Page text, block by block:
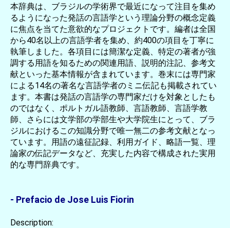
本辞典は、ブラジルの学術界で最近になって注目を集め
るようになった発話の言語学という理論分野の概念定義
に焦点を当てた意欲的なプロジェクトです。編者は全国
から40名以上の言語学者を集め、約400の項目を丁寧に
執筆しました。各項目には簡潔な定義、特定の著者が強
調する用語を知るための関連用語、説明的注記、参考文
献といった基本情報が含まれています。巻末には専門家
による14名の著名な言語学者のミニ伝記も掲載されてい
ます。本書は発話の言語学の専門家だけを対象としたも
のではなく、ポルトガル語教師、言語教師、言語学教
師、さらには文学部の学部生や大学院生にとって、ブラ
ジルにおけるこの知識分野で唯一無二の参考文献となっ
ています。用語の遠征記録、利用ガイド、略語一覧、理
論家の伝記データなど、充実した内容で構成された実用
的な専門辞典です。
- Prefacio de Jose Luis Fiorin
Description: